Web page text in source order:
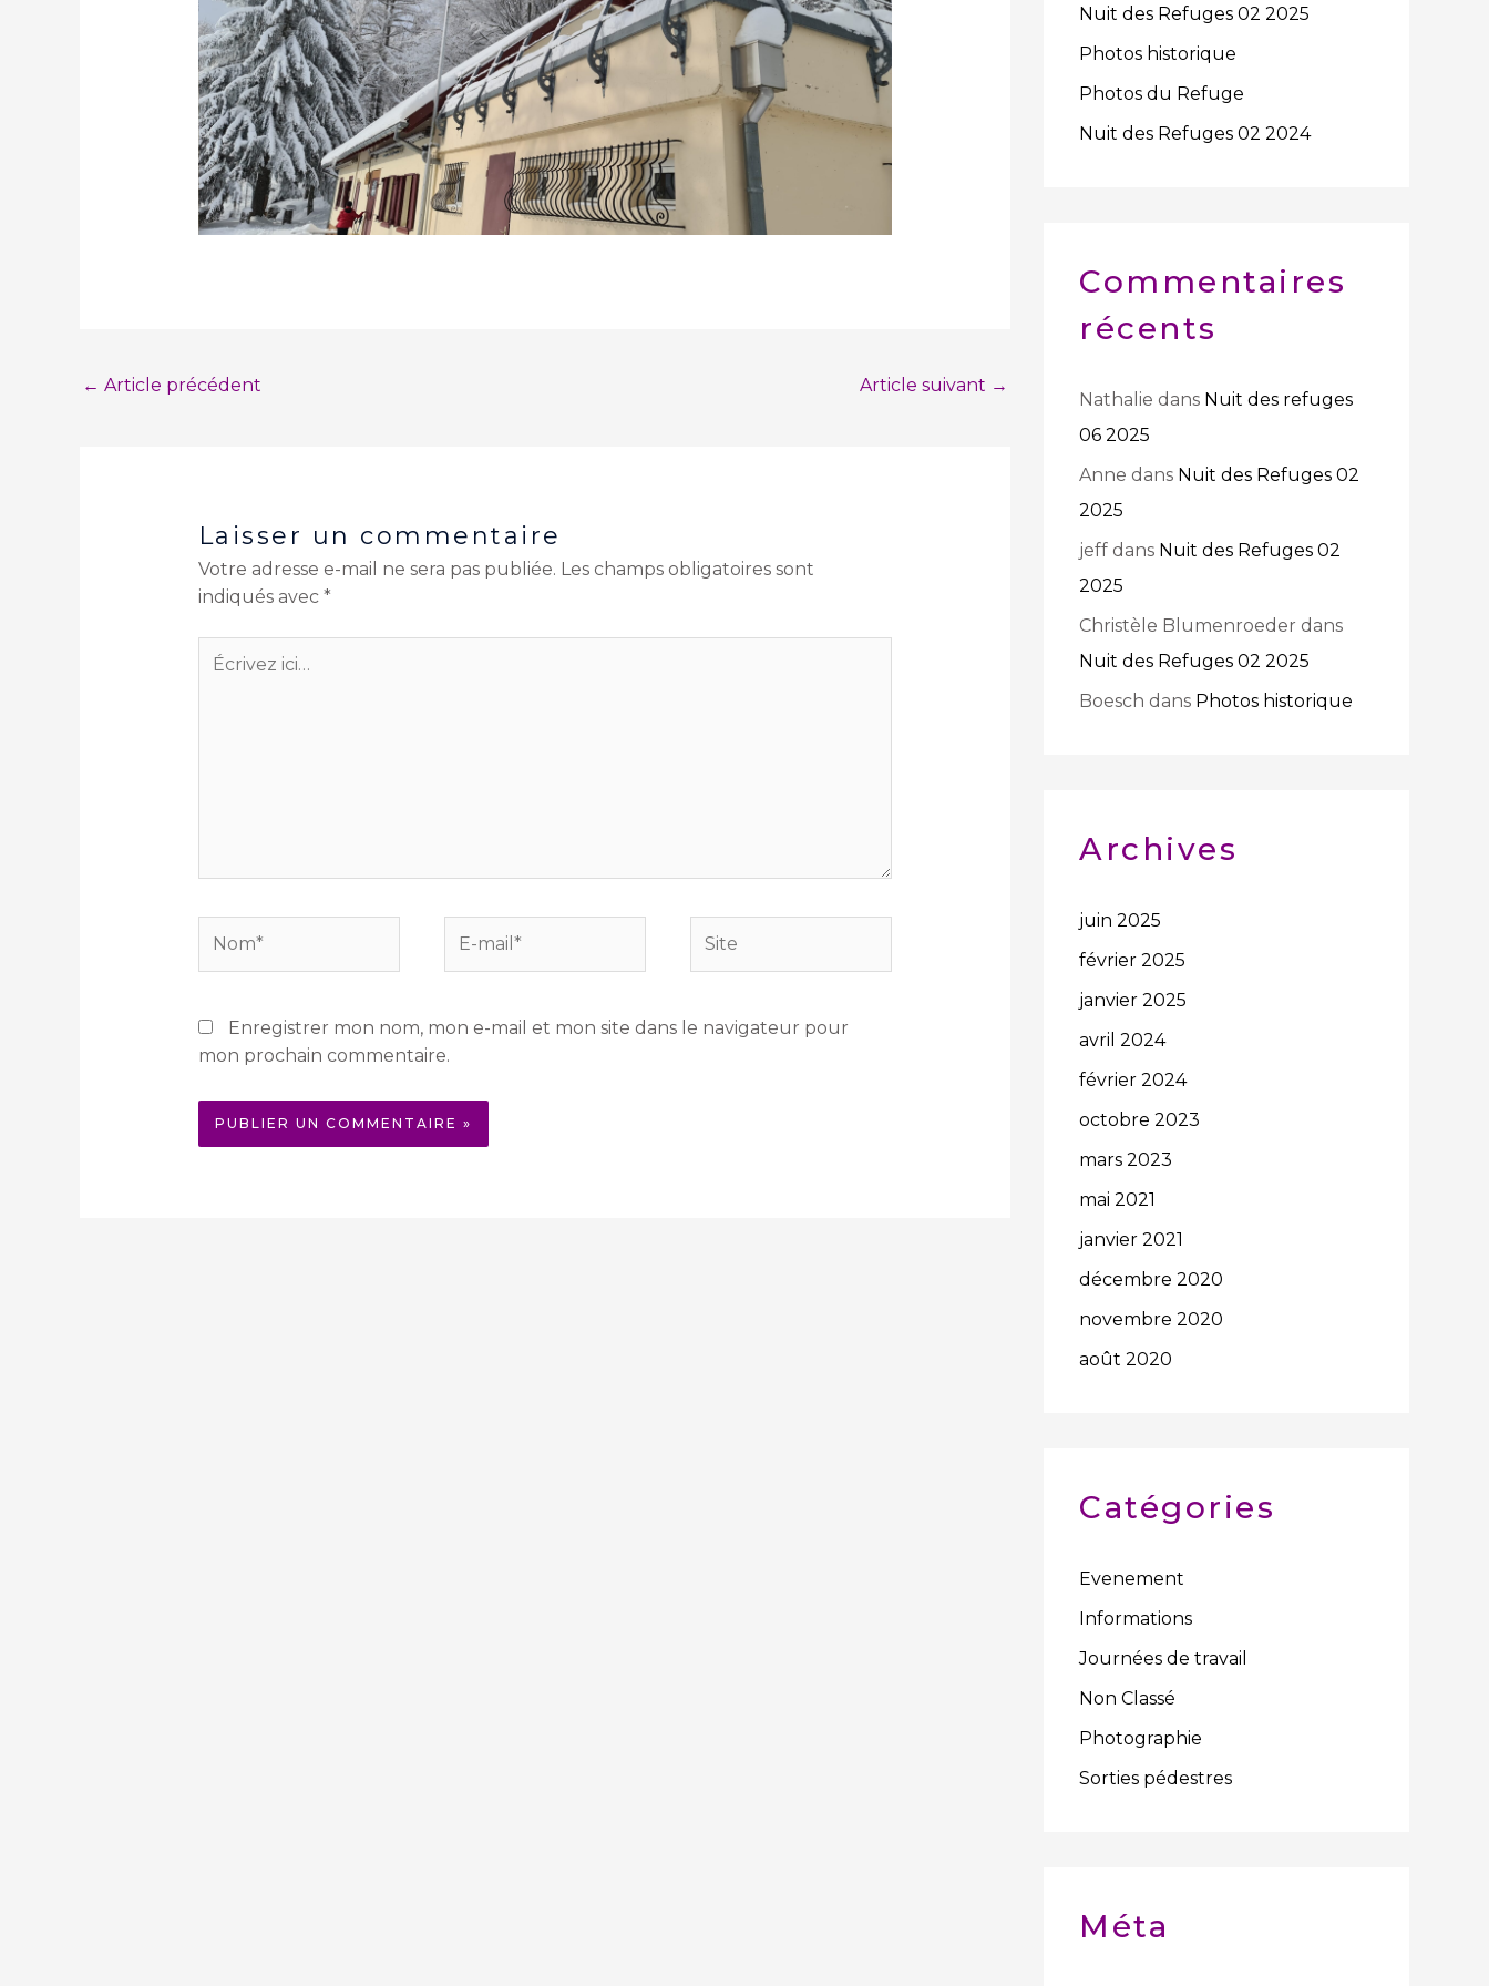
← Article précédent Article suivant →
Laisser un commentaire
Votre adresse e-mail ne sera pas publiée. Les champs obligatoires sont
indiqués avec *
Écrivez
ici…
mail*
Enregistrer mon nom, mon e-mail et mon site dans le navigateur pour
mon prochain commentaire.
:
Nuit des Refuges 02 2025
Photos historique
Photos du Refuge
Nuit des Refuges 02 2024
Commentaires
récents
Nathalie dans Nuit des refuges
06 2025
Anne dans Nuit des Refuges 02
2025
jeff dans Nuit des Refuges 02
2025
Christèle Blumenroeder dans
Nuit des Refuges 02 2025
Boesch dans Photos historique
Archives
juin 2025
février 2025
janvier 2025
avril 2024
février 2024
octobre 2023
mars 2023
mai 2021
janvier 2021
décembre 2020
novembre 2020
août 2020
Catégories
Evenement
Informations
Journées de travail
Non Classé
Photographie
Sorties pédestres
Méta